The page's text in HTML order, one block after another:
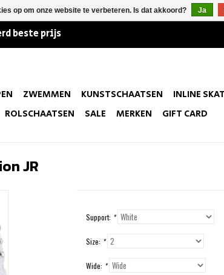
beste prijs
ZWEMMEN KUNSTSCHAATSEN INLINE
ROLSCHAATSEN
SALE MERKEN GIFT CARD
JR
Support: *
Size: *
Wide: *
op om onze website te verbeteren. Is dat akkoord? Ja